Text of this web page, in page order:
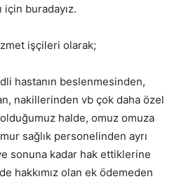
için buradayız.
işçileri olarak;
hastanın beslenmesinden,
nakillerinden vb çok daha özel
halde, omuz omuza
sağlık personelinden ayrı
sonuna kadar hak ettiklerine
hakkımız olan ek ödemeden